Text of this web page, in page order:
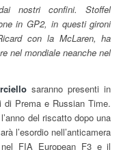
nostri confini. Stoffel
in GP2, in questi gironi
con la McLaren, ha
nel mondiale neanche nel
saranno presenti in
Prema e Russian Time.
del riscatto dopo una
l’esordio nell’anticamera
FIA European F3 e il